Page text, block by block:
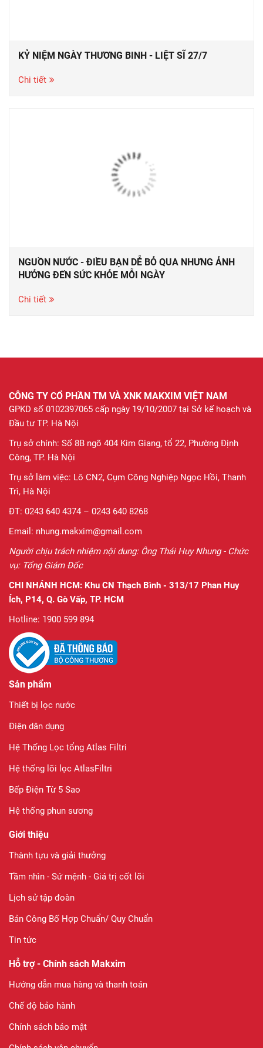
KỶ NIỆM NGÀY THƯƠNG BINH - LIỆT SĨ 27/7
Chi tiết
NGUỒN NƯỚC - ĐIỀU BẠN DỄ BỎ QUA NHƯNG ẢNH
HƯỞNG ĐẾN SỨC KHỎE MỖI NGÀY
Chi tiết
CÔNG TY CỔ PHẦN TM VÀ XNK MAKXIM VIỆT NAM
GPKD số 0102397065 cấp ngày 19/10/2007 tại Sở kế hoạch và
Đầu tư TP. Hà Nội
Trụ sở chính: Số 8B ngõ 404 Kim Giang, tổ 22, Phường Định
Công, TP. Hà Nội
Trụ sở làm việc: Lô CN2, Cụm Công Nghiệp Ngọc Hồi, Thanh
Trì, Hà Nội
ĐT: 0243 640 4374 – 0243 640 8268
Email: nhung.makxim@gmail.com
Người chịu trách nhiệm nội dung: Ông Thái Huy Nhung - Chức
vụ: Tổng Giám Đốc
CHI NHÁNH HCM: Khu CN Thạch Bình - 313/17 Phan Huy
Ích, P14, Q. Gò Vấp, TP. HCM
Hotline: 1900 599 894
Sản phẩm
Thiết bị lọc nước
Điện dân dụng
Hệ Thống Lọc tổng Atlas Filtri
Hệ thống lõi lọc AtlasFiltri
Bếp Điện Từ 5 Sao
Hệ thống phun sương
Giới thiệu
Thành tựu và giải thưởng
Tầm nhìn - Sứ mệnh - Giá trị cốt lõi
Lịch sử tập đoàn
Bản Công Bố Hợp Chuẩn/ Quy Chuẩn
Tin tức
Hỗ trợ - Chính sách Makxim
Hướng dẫn mua hàng và thanh toán
Chế độ bảo hành
Chính sách bảo mật